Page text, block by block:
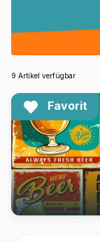
9 Artikel verfügbar
Favorit